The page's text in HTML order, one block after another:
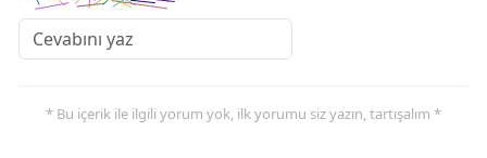
* Bu içerik ile ilgili yorum yok, ilk yorumu siz yazın, tartışalım *